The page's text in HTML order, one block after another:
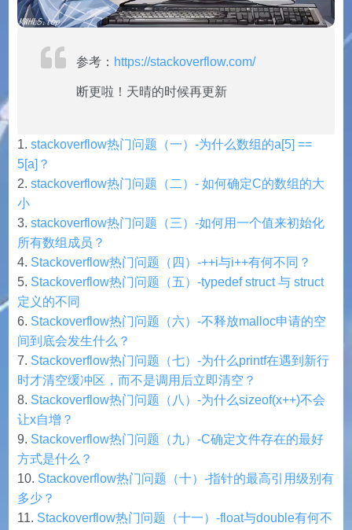
参考： https://stackoverflow.com/
断更啦！天晴的时候再更新
stackoverflow热门问题（一）-为什么数组的a[5] ==
5[a]？
stackoverflow热门问题（二）- 如何确定C的数组的大
小
stackoverflow热门问题（三）-如何用一个值来初始化
所有数组成员？
Stackoverflow热门问题（四）-++i与i++有何不同？
Stackoverflow热门问题（五）-typedef struct 与 struct
定义的不同
Stackoverflow热门问题（六）-不释放malloc申请的空
间到底会发生什么？
Stackoverflow热门问题（七）-为什么printf在遇到新行
时才清空缓冲区，而不是调用后立即清空？
Stackoverflow热门问题（八）-为什么sizeof(x++)不会
让x自增？
Stackoverflow热门问题（九）-C确定文件存在的最好
方式是什么？
Stackoverflow热门问题（十）-指针的最高引用级别有
多少？
Stackoverflow热门问题（十一）-float与double有何不